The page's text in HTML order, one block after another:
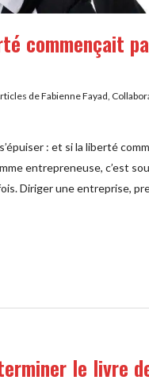
commençait
de Fabienne Fayad
: et si la liberté
entrepreneuse, c’est
Diriger une entreprise,
le livre